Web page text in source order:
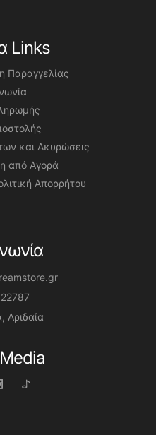
Links
Παραγγελίας
και Ακυρώσεις
από Αγορά
Απορρήτου
Αριδαία